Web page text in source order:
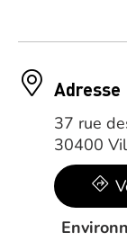
Adresse
37 rue
30400